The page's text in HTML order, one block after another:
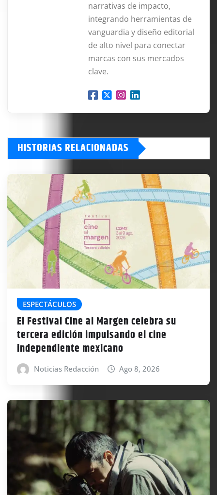
narrativas de impacto,
integrando herramientas de
vanguardia y diseño editorial
de alto nivel para conectar
marcas con sus mercados
clave.
HISTORIAS RELACIONADAS
ESPECTÁCULOS
El Festival Cine al Margen celebra su
tercera edición impulsando el cine
independiente mexicano
Noticias Redacción Ago 8, 2026